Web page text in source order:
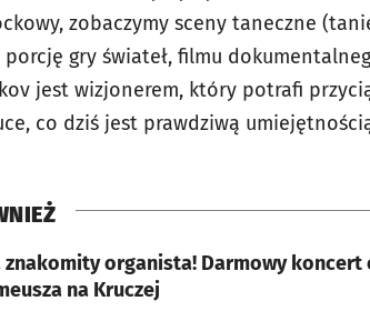
zobaczymy sceny taneczne
gry świateł, filmu
jest wizjonerem, który potrafi
co dziś jest prawdziwą
znakomity organista! Darmowy
na Kruczej